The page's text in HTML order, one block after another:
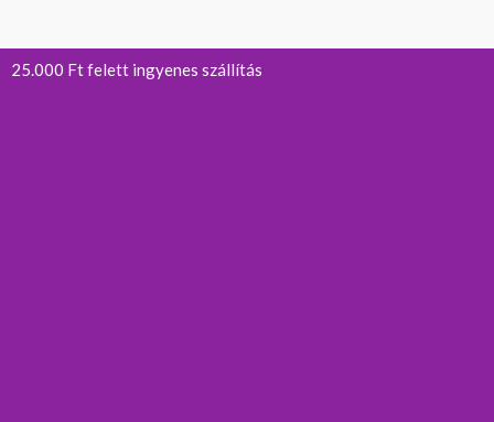
25.000 Ft felett ingyenes szállítás